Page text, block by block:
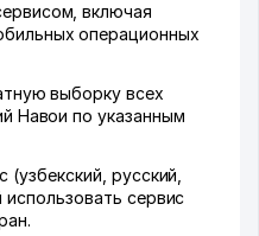
включая
операционных
выборку всех
Навои по указанным
русский,
сервис